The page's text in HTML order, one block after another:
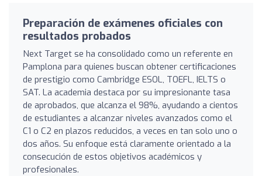
Preparación de exámenes oficiales con
resultados probados
Next Target se ha consolidado como un referente en
Pamplona para quienes buscan obtener certificaciones
de prestigio como Cambridge ESOL, TOEFL, IELTS o
SAT. La academia destaca por su impresionante tasa
de aprobados, que alcanza el 98%, ayudando a cientos
de estudiantes a alcanzar niveles avanzados como el
C1 o C2 en plazos reducidos, a veces en tan solo uno o
dos años. Su enfoque está claramente orientado a la
consecución de estos objetivos académicos y
profesionales.